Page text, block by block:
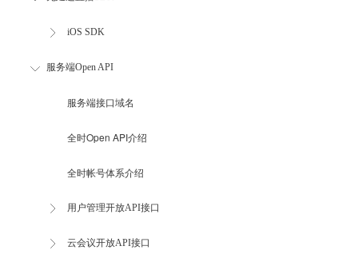
iOS SDK
服务端Open API
服务端接口域名
全时Open API介绍
全时帐号体系介绍
用户管理开放API接口
云会议开放API接口